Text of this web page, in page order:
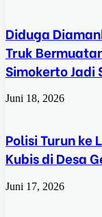
Diduga
Truk
Simokerto Jadi
Juni 18, 2026
Polisi Turun ke
Kubis di Desa
Juni 17, 2026